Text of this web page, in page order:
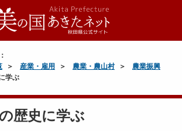
産業・雇用 農業・農山村
農業振興
学ぶ
歴史に学ぶ